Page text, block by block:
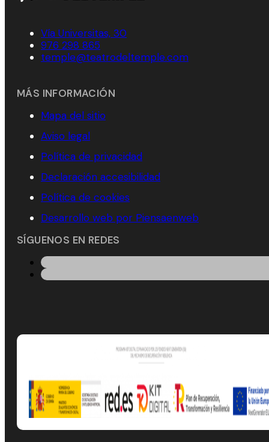
Vía Universitas, 30
976 298 865
temple@teatrodeltemple.com
MÁS INFORMACIÓN
Mapa del sitio
Aviso legal
Política de privacidad
Declaración accesibilidad
Política de cookies
Desarrollo web por Piensaenweb
SÍGUENOS EN REDES